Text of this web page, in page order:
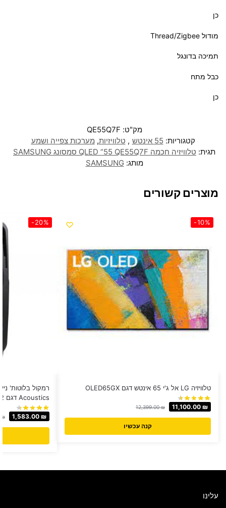
כן
מודול Zigbee/‏Thread
תמיכה בדונגל
כבל מתח
כן
מק"ט: QE55Q7F
קטגוריות: 55 אינטש , טלוויזיות, מערכות צפייה ושמע
תגית: טלוויזיה חכמה QLED “55 QE55Q7F סמסונג SAMSUNG
מותג:SAMSUNG
מוצרים קשורים
-10%
טלוויזיה LG אל ג'י 65 אינטש דגם OLED65GX
12,399.00₪ 11,100.00 ₪
קנה עכשיו
-20%
Acoustics דגם LX-1212
₪ 1,583.00 ₪
עלינו